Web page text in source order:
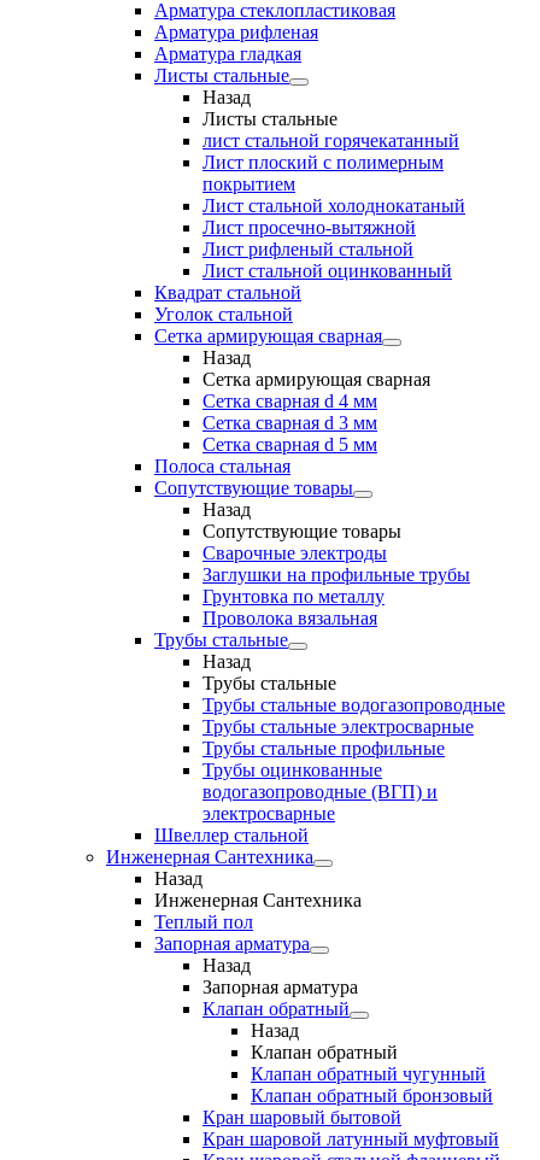
Арматура стеклопластиковая
Арматура рифленая
Арматура гладкая
Листы стальные
Назад
Листы стальные
лист стальной горячекатанный
Лист плоский с полимерным
покрытием
Лист стальной холоднокатаный
Лист просечно-вытяжной
Лист рифленый стальной
Лист стальной оцинкованный
Квадрат стальной
Уголок стальной
Сетка армирующая сварная
Назад
Сетка армирующая сварная
Сетка сварная d 4 мм
Сетка сварная d 3 мм
Сетка сварная d 5 мм
Полоса стальная
Сопутствующие товары
Назад
Сопутствующие товары
Сварочные электроды
Заглушки на профильные трубы
Грунтовка по металлу
Проволока вязальная
Трубы стальные
Назад
Трубы стальные
Трубы стальные водогазопроводные
Трубы стальные электросварные
Трубы стальные профильные
Трубы оцинкованные
водогазопроводные (ВГП) и
электросварные
Швеллер стальной
Инженерная Сантехника
Назад
Инженерная Сантехника
Теплый пол
Запорная арматура
Назад
Запорная арматура
Клапан обратный
Назад
Клапан обратный
Клапан обратный чугунный
Клапан обратный бронзовый
Кран шаровый бытовой
Кран шаровой латунный муфтовый